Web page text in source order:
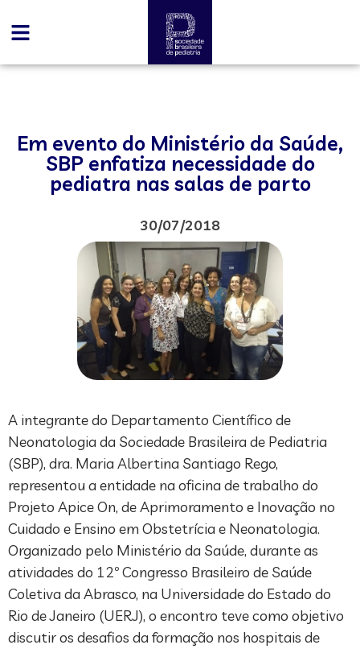
Em evento do Ministério da Saúde,
SBP enfatiza necessidade do
pediatra nas salas de parto
30/07/2018
A integrante do Departamento Científico de
Neonatologia da Sociedade Brasileira de Pediatria
(SBP), dra. Maria Albertina Santiago Rego,
representou a entidade na oficina de trabalho do
Projeto Apice On, de Aprimoramento e Inovação no
Cuidado e Ensino em Obstetrícia e Neonatologia.
Organizado pelo Ministério da Saúde, durante as
atividades do 12º Congresso Brasileiro de Saúde
Coletiva da Abrasco, na Universidade do Estado do
Rio de Janeiro (UERJ), o encontro teve como objetivo
discutir os desafios da formação nos hospitais de